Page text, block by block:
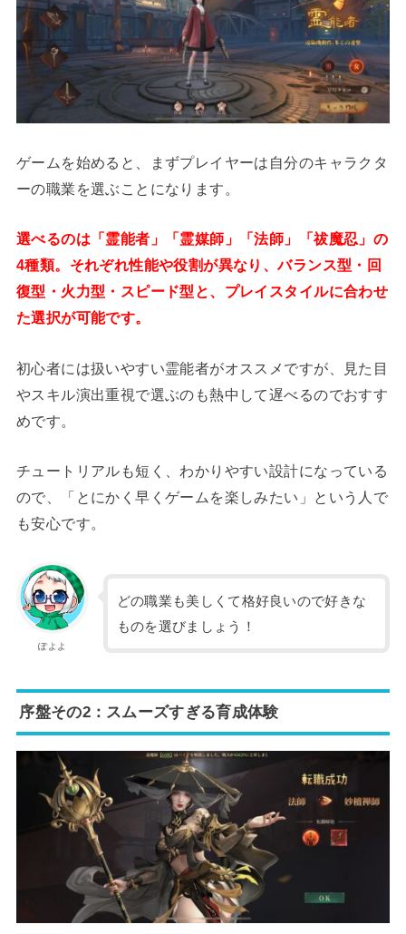
ゲームを始めると、まずプレイヤーは自分のキャラクタ
ーの職業を選ぶことになります。
選べるのは「霊能者」「霊媒師」「法師」「祓魔忍」の
4種類。それぞれ性能や役割が異なり、バランス型・回
復型・火力型・スピード型と、プレイスタイルに合わせ
た選択が可能です。
初心者には扱いやすい霊能者がオススメですが、見た目
やスキル演出重視で選ぶのも熱中して遅べるのでおすす
めです。
チュートリアルも短く、わかりやすい設計になっている
ので、「とにかく早くゲームを楽しみたい」という人で
も安心です。
ぽよよ
どの職業も美しくて格好良いので好きな
ものを選びましょう！
序盤その2：スムーズすぎる育成体験